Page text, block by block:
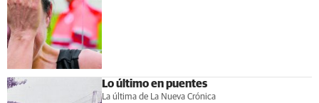
Lo último en puentes
La última de La Nueva Crónica